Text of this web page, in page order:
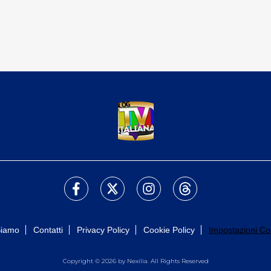
Contatti Privacy Policy Cookie Policy Impostazioni
Copyright © 2026 by Nexilia. All Rights Reserved